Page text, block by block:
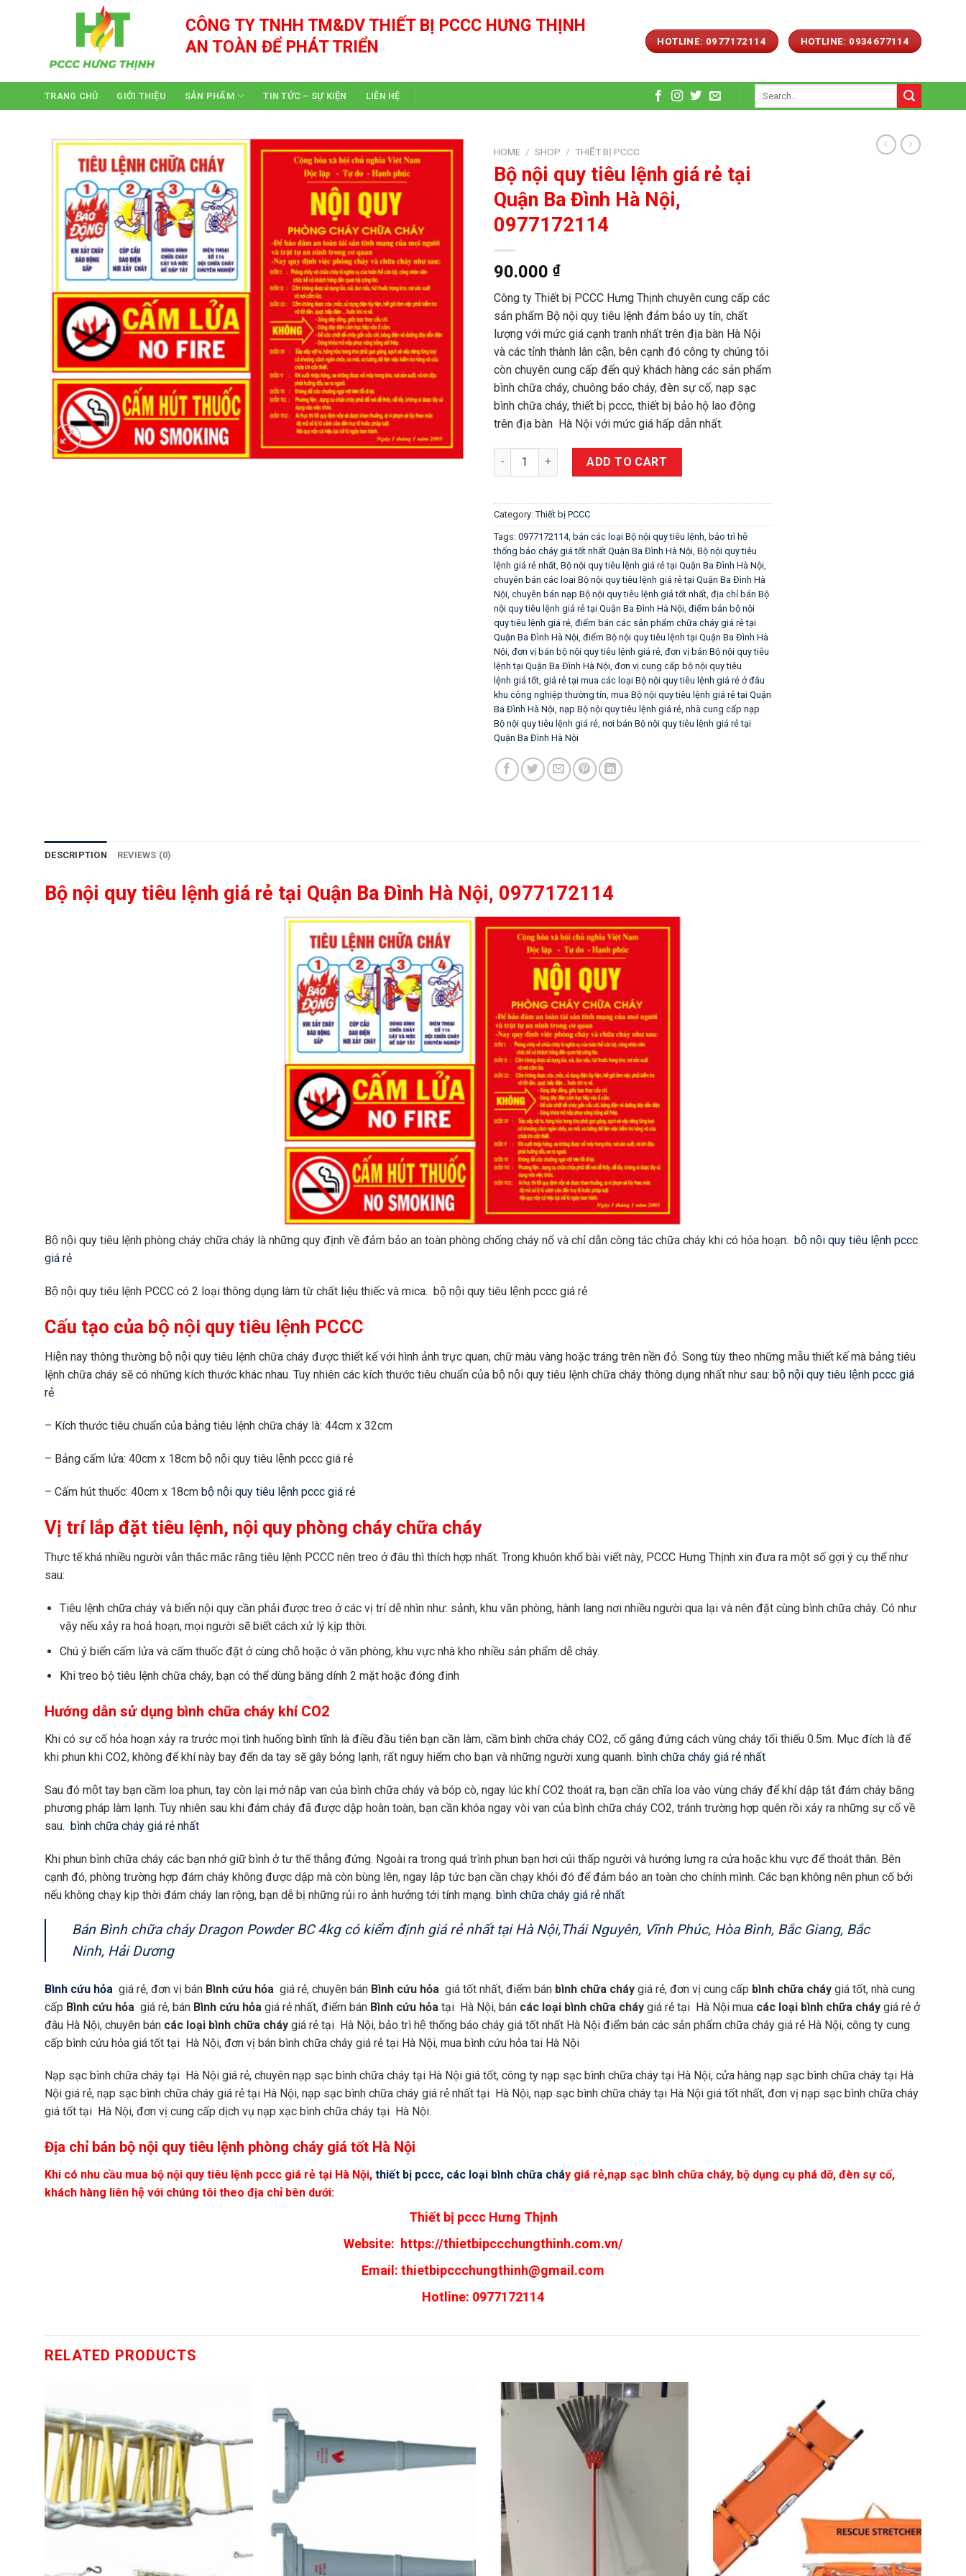
CÔNG TY TNHH TM&DV THIẾT BỊ PCCC HƯNG THỊNH
AN TOÀN ĐỂ PHÁT TRIỂN
HOTLINE: 0977172114 HOTLINE: 0934677114
TRANG CHỦ GIỚI THIỆU SẢN PHẨM TIN TỨC – SỰ KIỆN LIÊN HỆ
HOME / SHOP / THIẾT BỊ PCCC
Bộ nội quy tiêu lệnh giá rẻ tại
Quận Ba Đình Hà Nội,
0977172114
90.000 ₫
Công ty Thiết bị PCCC Hưng Thịnh chuyên cung cấp các
sản phẩm Bộ nội quy tiêu lệnh đảm bảo uy tín, chất
lượng với mức giá cạnh tranh nhất trên địa bàn Hà Nội
và các tỉnh thành lân cận, bên cạnh đó công ty chúng tôi
còn chuyên cung cấp đến quý khách hàng các sản phẩm
bình chữa cháy, chuông báo cháy, đèn sự cố, nạp sạc
bình chữa cháy, thiết bị pccc, thiết bị bảo hộ lao động
trên địa bàn Hà Nội với mức giá hấp dẫn nhất.
Bộ nội quy tiêu lệnh giá rẻ tại Quận Ba Đình Hà Nội, 0977172114 quantity
ADD TO CART
Category: Thiết bị PCCC
Tags: 0977172114, bán các loại Bộ nội quy tiêu lệnh bảo trì hệ
thống báo cháy giá tốt nhất Quận Ba Đình Hà Nội Bộ nội quy tiêu
lệnh giá rẻ nhất Bộ nội quy tiêu lệnh giá rẻ tại Quận Ba Đình Hà Nội
chuyên bán các loại Bộ nội quy tiêu lệnh giá rẻ tại Quận Ba Đình Hà
Nội chuyên bán nạp Bộ nội quy tiêu lệnh giá tốt nhất địa chỉ bán Bộ
nội quy tiêu lệnh giá rẻ tại Quận Ba Đình Hà Nội điểm bán bộ nội
quy tiêu lệnh giá rẻ điểm bán các sản phẩm chữa cháy giá rẻ tại
Quận Ba Đình Hà Nội điểm Bộ nội quy tiêu lệnh tại Quận Ba Đình Hà
Nội đơn vị bán bộ nội quy tiêu lệnh giá rẻ đơn vị bán Bộ nội quy tiêu
lệnh tại Quận Ba Đình Hà Nội đơn vị cung cấp bộ nội quy tiêu
lệnh giá tốt giá rẻ tại mua các loại Bộ nội quy tiêu lệnh giá rẻ ở đâu
khu công nghiệp thường tín mua Bộ nội quy tiêu lệnh giá rẻ tại Quận
Ba Đình Hà Nội nạp Bộ nội quy tiêu lệnh giá rẻ nhà cung cấp nạp
Bộ nội quy tiêu lệnh giá rẻ nơi bán Bộ nội quy tiêu lệnh giá rẻ tại
Quận Ba Đình Hà Nội
DESCRIPTION REVIEWS (0)
Bộ nội quy tiêu lệnh giá rẻ tại Quận Ba Đình Hà Nội, 0977172114
Bộ nội quy tiêu lệnh phòng cháy chữa cháy là những quy định về đảm bảo an toàn phòng chống cháy nổ và chỉ dẫn công tác chữa cháy khi có hỏa hoạn. bộ nội quy tiêu lệnh pccc
giá rẻ
Bộ nội quy tiêu lệnh PCCC có 2 loại thông dụng làm từ chất liệu thiếc và mica. bộ nội quy tiêu lệnh pccc giá rẻ
Cấu tạo của bộ nội quy tiêu lệnh PCCC
Hiện nay thông thường bộ nội quy tiêu lệnh chữa cháy được thiết kế với hình ảnh trực quan, chữ màu vàng hoặc tráng trên nền đỏ. Song tùy theo những mẫu thiết kế mà bảng tiêu
lệnh chữa cháy sẽ có những kích thước khác nhau. Tuy nhiên các kích thước tiêu chuẩn của bộ nội quy tiêu lệnh chữa cháy thông dụng nhất như sau: bộ nội quy tiêu lệnh pccc giá
rẻ
– Kích thước tiêu chuẩn của bảng tiêu lệnh chữa cháy là: 44cm x 32cm
– Bảng cấm lửa: 40cm x 18cm bộ nội quy tiêu lệnh pccc giá rẻ
– Cấm hút thuốc: 40cm x 18cm bộ nội quy tiêu lệnh pccc giá rẻ
Vị trí lắp đặt tiêu lệnh, nội quy phòng cháy chữa cháy
Thực tế khá nhiều người vẫn thắc mắc rằng tiêu lệnh PCCC nên treo ở đâu thì thích hợp nhất. Trong khuôn khổ bài viết này, PCCC Hưng Thịnh xin đưa ra một số gợi ý cụ thể như
sau:
Tiêu lệnh chữa cháy và biển nội quy cần phải được treo ở các vị trí dễ nhìn như: sảnh, khu văn phòng, hành lang nơi nhiều người qua lại và nên đặt cùng bình chữa cháy. Có như
vậy nếu xảy ra hoả hoạn, mọi người sẽ biết cách xử lý kịp thời.
Chú ý biển cấm lửa và cấm thuốc đặt ở cùng chỗ hoặc ở văn phòng, khu vực nhà kho nhiều sản phẩm dễ cháy.
Khi treo bộ tiêu lệnh chữa cháy, bạn có thể dùng băng dính 2 mặt hoặc đóng đinh
Hướng dẫn sử dụng bình chữa cháy khí CO2
Khi có sự cố hỏa hoạn xảy ra trước mọi tình huống bình tĩnh là điều đầu tiên bạn cần làm, cầm bình chữa cháy CO2, cố gắng đứng cách vùng cháy tối thiểu 0.5m. Mục đích là để
khi phun khi CO2, không để khí này bay đến da tay sẽ gây bỏng lạnh, rất nguy hiểm cho bạn và những người xung quanh. bình chữa cháy giá rẻ nhất
Sau đó một tay bạn cầm loa phun, tay còn lại mở nắp van của bình chữa cháy và bóp cò, ngay lúc khí CO2 thoát ra, bạn cần chĩa loa vào vùng cháy để khí dập tắt đám cháy bằng
phương pháp làm lạnh. Tuy nhiên sau khi đám cháy đã được dập hoàn toàn, bạn cần khóa ngay vòi van của bình chữa cháy CO2, tránh trường hợp quên rồi xảy ra những sự cố về
sau. bình chữa cháy giá rẻ nhất
Khi phun bình chữa cháy các bạn nhớ giữ bình ở tư thế thẳng đứng. Ngoài ra trong quá trình phun bạn hơi cúi thấp người và hướng lưng ra cửa hoặc khu vực để thoát thân. Bên
cạnh đó, phòng trường hợp đám cháy không được dập mà còn bùng lên, ngay lập tức bạn cần chạy khỏi đó để đảm bảo an toàn cho chính mình. Các bạn không nên phun cố bởi
nếu không chạy kịp thời đám cháy lan rộng, bạn dễ bị những rủi ro ảnh hưởng tới tính mạng. bình chữa cháy giá rẻ nhất
Bán Bình chữa cháy Dragon Powder BC 4kg có kiểm định giá rẻ nhất tại Hà Nội,Thái Nguyên, Vĩnh Phúc, Hòa Bình, Bắc Giang, Bắc
Ninh, Hải Dương
Bình cứu hỏa giá rẻ, đơn vị bán Bình cứu hỏa giá rẻ, chuyên bán Bình cứu hỏa giá tốt nhất, điểm bán bình chữa cháy giá rẻ, đơn vị cung cấp bình chữa cháy giá tốt, nhà cung
cấp Bình cứu hỏa giá rẻ, bán Bình cứu hỏa giá rẻ nhất, điểm bán Bình cứu hỏa tại Hà Nội, bán các loại bình chữa cháy giá rẻ tại Hà Nội mua các loại bình chữa cháy giá rẻ ở
đâu Hà Nội, chuyên bán các loại bình chữa cháy giá rẻ tại Hà Nội, bảo trì hệ thống báo cháy giá tốt nhất Hà Nội điểm bán các sản phẩm chữa cháy giá rẻ Hà Nội, công ty cung
cấp bình cứu hỏa giá tốt tại Hà Nội, đơn vị bán bình chữa cháy giá rẻ tại Hà Nội, mua bình cứu hỏa tai Hà Nội
Nạp sạc bình chữa cháy tại Hà Nội giá rẻ, chuyên nạp sạc bình chữa cháy tại Hà Nội giá tốt, công ty nạp sạc bình chữa cháy tại Hà Nội, cửa hàng nạp sạc bình chữa cháy tại Hà
Nội giá rẻ, nạp sạc bình chữa cháy giá rẻ tại Hà Nội, nạp sạc bình chữa cháy giá rẻ nhất tại Hà Nội, nạp sạc bình chữa cháy tại Hà Nội giá tốt nhất, đơn vị nạp sạc bình chữa cháy
giá tốt tại Hà Nội, đơn vị cung cấp dịch vụ nạp xạc bình chữa cháy tại Hà Nội.
Địa chỉ bán bộ nội quy tiêu lệnh phòng cháy giá tốt Hà Nội
Khi có nhu cầu mua bộ nội quy tiêu lệnh pccc giá rẻ tại Hà Nội, thiết bị pccc, các loại bình chữa cháy giá rẻ,nạp sạc bình chữa cháy, bộ dụng cụ phá dỡ, đèn sự cố,
khách hàng liên hệ với chúng tôi theo địa chỉ bên dưới:
Thiết bị pccc Hưng Thịnh
Website: https://thietbipccchungthinh.com.vn/
Email: thietbipccchungthinh@gmail.com
Hotline: 0977172114
RELATED PRODUCTS